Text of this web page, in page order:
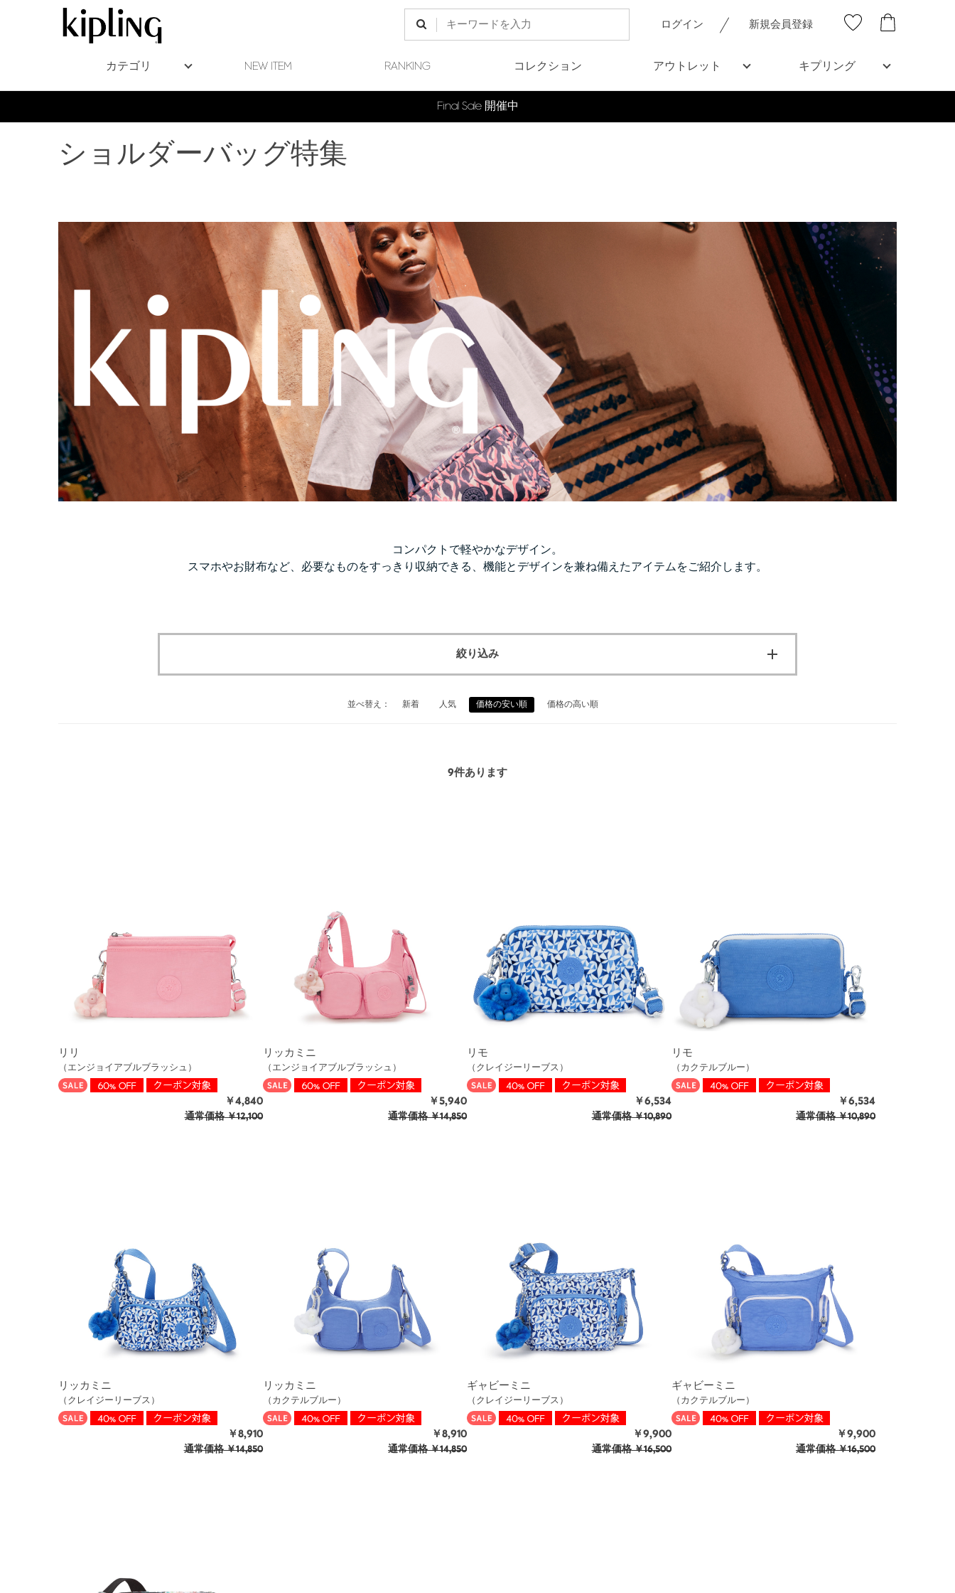
ログイン 新規会員登録
カテゴリ NEW ITEM RANKING コレクション アウトレット キプリング
Final Sale 開催中
ショルダーバッグ特集
コンパクトで軽やかなデザイン。
スマホやお財布など、必要なものをすっきり収納できる、機能とデザインを兼ね備えたアイテムをご紹介します。
絞り込み
並べ替え： 新着 人気 価格の安い順 価格の高い順
9件あります
リリ
（エンジョイアブルブラッシュ）
￥4,840
通常価格￥12,100
リッカミニ
（エンジョイアブルブラッシュ）
￥5,940
通常価格￥14,850
リモ
（クレイジーリーブス）
￥6,534
通常価格￥10,890
リモ
（カクテルブルー）
￥6,534
通常価格￥10,890
リッカミニ
（クレイジーリーブス）
￥8,910
通常価格￥14,850
リッカミニ
（カクテルブルー）
￥8,910
通常価格￥14,850
ギャビーミニ
（クレイジーリーブス）
￥9,900
通常価格￥16,500
ギャビーミニ
（カクテルブルー）
￥9,900
通常価格￥16,500